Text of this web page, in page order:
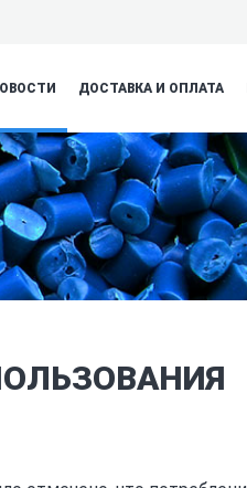
ДОСТАВКА И ОПЛАТА